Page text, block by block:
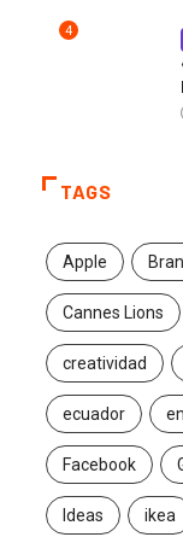
4
TAGS
Apple
Cannes Lions
creatividad
ecuador
Facebook
Ideas ikea